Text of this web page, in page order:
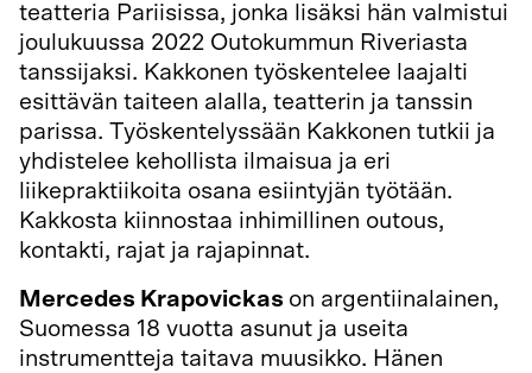
teatteria Pariisissa, jonka lisäksi hän valmistui
joulukuussa 2022 Outokummun Riveriasta
tanssijaksi. Kakkonen työskentelee laajalti
esittävän taiteen alalla, teatterin ja tanssin
parissa. Työskentelyssään Kakkonen tutkii ja
yhdistelee kehollista ilmaisua ja eri
liikepraktiikoita osana esiintyjän työtään.
Kakkosta kiinnostaa inhimillinen outous,
kontakti, rajat ja rajapinnat.
Mercedes Krapovickas on argentiinalainen,
Suomessa 18 vuotta asunut ja useita
instrumentteja taitava muusikko. Hänen